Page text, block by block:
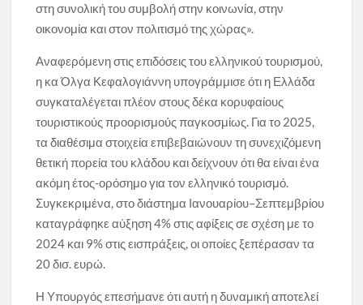
στη συνολική του συμβολή στην κοινωνία, στην
οικονομία και στον πολιτισμό της χώρας».
Αναφερόμενη στις επιδόσεις του ελληνικού τουρισμού,
η κα Όλγα Κεφαλογιάννη υπογράμμισε ότι η Ελλάδα
συγκαταλέγεται πλέον στους δέκα κορυφαίους
τουριστικούς προορισμούς παγκοσμίως. Για το 2025,
τα διαθέσιμα στοιχεία επιβεβαιώνουν τη συνεχιζόμενη
θετική πορεία του κλάδου και δείχνουν ότι θα είναι ένα
ακόμη έτος-ορόσημο για τον ελληνικό τουρισμό.
Συγκεκριμένα, στο διάστημα Ιανουαρίου–Σεπτεμβρίου
καταγράφηκε αύξηση 4% στις αφίξεις σε σχέση με το
2024 και 9% στις εισπράξεις, οι οποίες ξεπέρασαν τα
20 δισ. ευρώ.
Η Υπουργός επεσήμανε ότι αυτή η δυναμική αποτελεί